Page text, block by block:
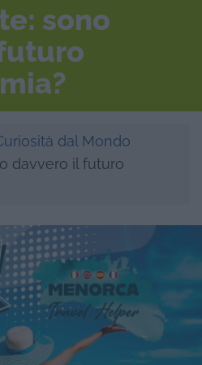
sono
dal Mondo
davvero il futuro